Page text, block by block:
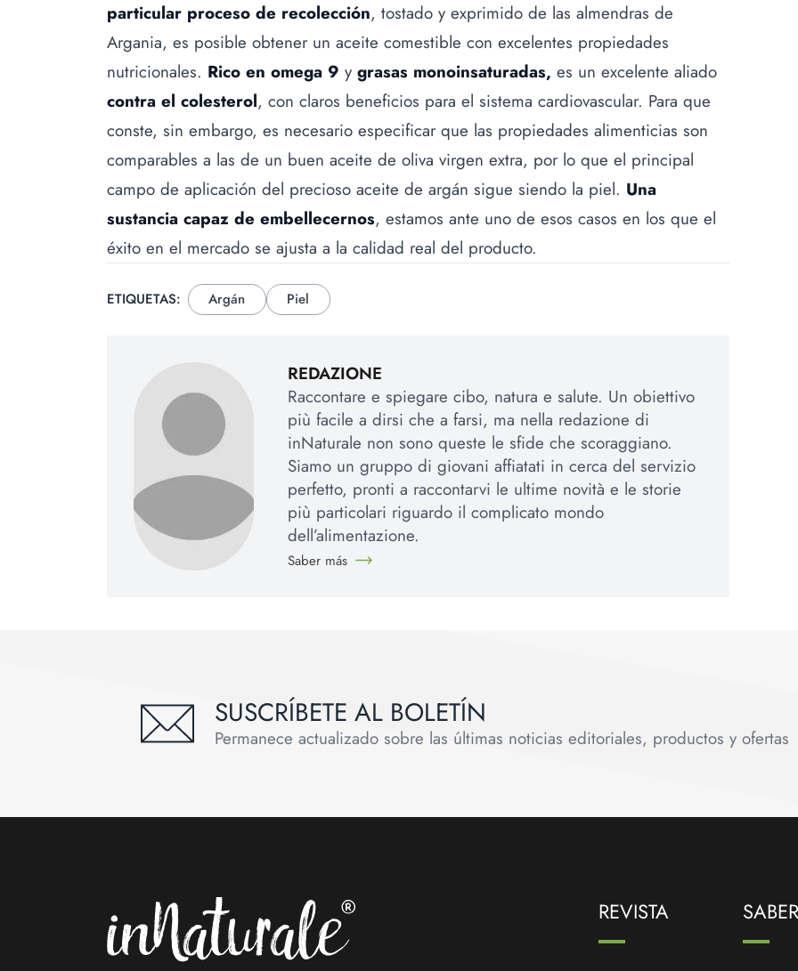
particular proceso de recolección, tostado y exprimido de las almendras de
Argania, es posible obtener un aceite comestible con excelentes propiedades
nutricionales. Rico en omega 9 y grasas monoinsaturadas, es un excelente aliado
contra el colesterol, con claros beneficios para el sistema cardiovascular. Para que
conste, sin embargo, es necesario especificar que las propiedades alimenticias son
comparables a las de un buen aceite de oliva virgen extra, por lo que el principal
campo de aplicación del precioso aceite de argán sigue siendo la piel. Una
sustancia capaz de embellecernos, estamos ante uno de esos casos en los que el
éxito en el mercado se ajusta a la calidad real del producto.
ETIQUETAS: Argán Piel
REDAZIONE
Raccontare e spiegare cibo, natura e salute. Un obiettivo
più facile a dirsi che a farsi, ma nella redazione di
inNaturale non sono queste le sfide che scoraggiano.
Siamo un gruppo di giovani affiatati in cerca del servizio
perfetto, pronti a raccontarvi le ultime novità e le storie
più particolari riguardo il complicato mondo
dell’alimentazione.
Saber más
SUSCRÍBETE AL BOLETÍN
Permanece actualizado sobre las últimas noticias editoriales, productos y ofertas
REVISTA